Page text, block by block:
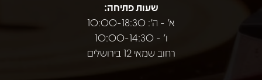
שעות פתיחה:
א' - ה': 10:00-18:30
ו' - 10:00-14:30
רחוב שמאי 12 בירושלים